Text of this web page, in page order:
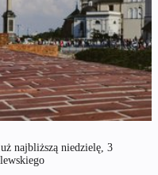
najbliższą niedzielę, 3